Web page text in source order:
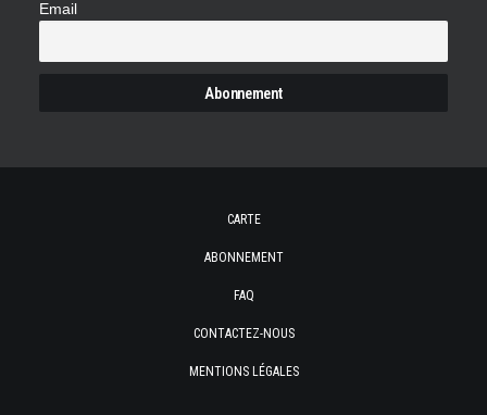
Email
CARTE
ABONNEMENT
FAQ
CONTACTEZ-NOUS
MENTIONS LÉGALES